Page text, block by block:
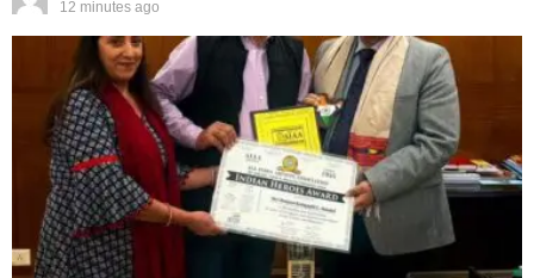
12 minutes ago